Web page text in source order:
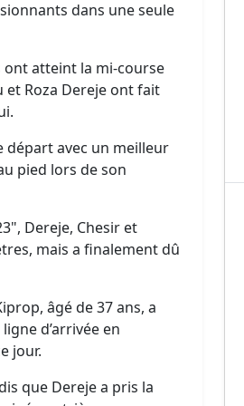
dans une seule
ont atteint la mi-course
et Roza Dereje ont fait
départ avec un meilleur
pied lors de son
Dereje, Chesir et
mais a finalement dû
âgé de 37 ans, a
d’arrivée en
jour.
que Dereje a pris la